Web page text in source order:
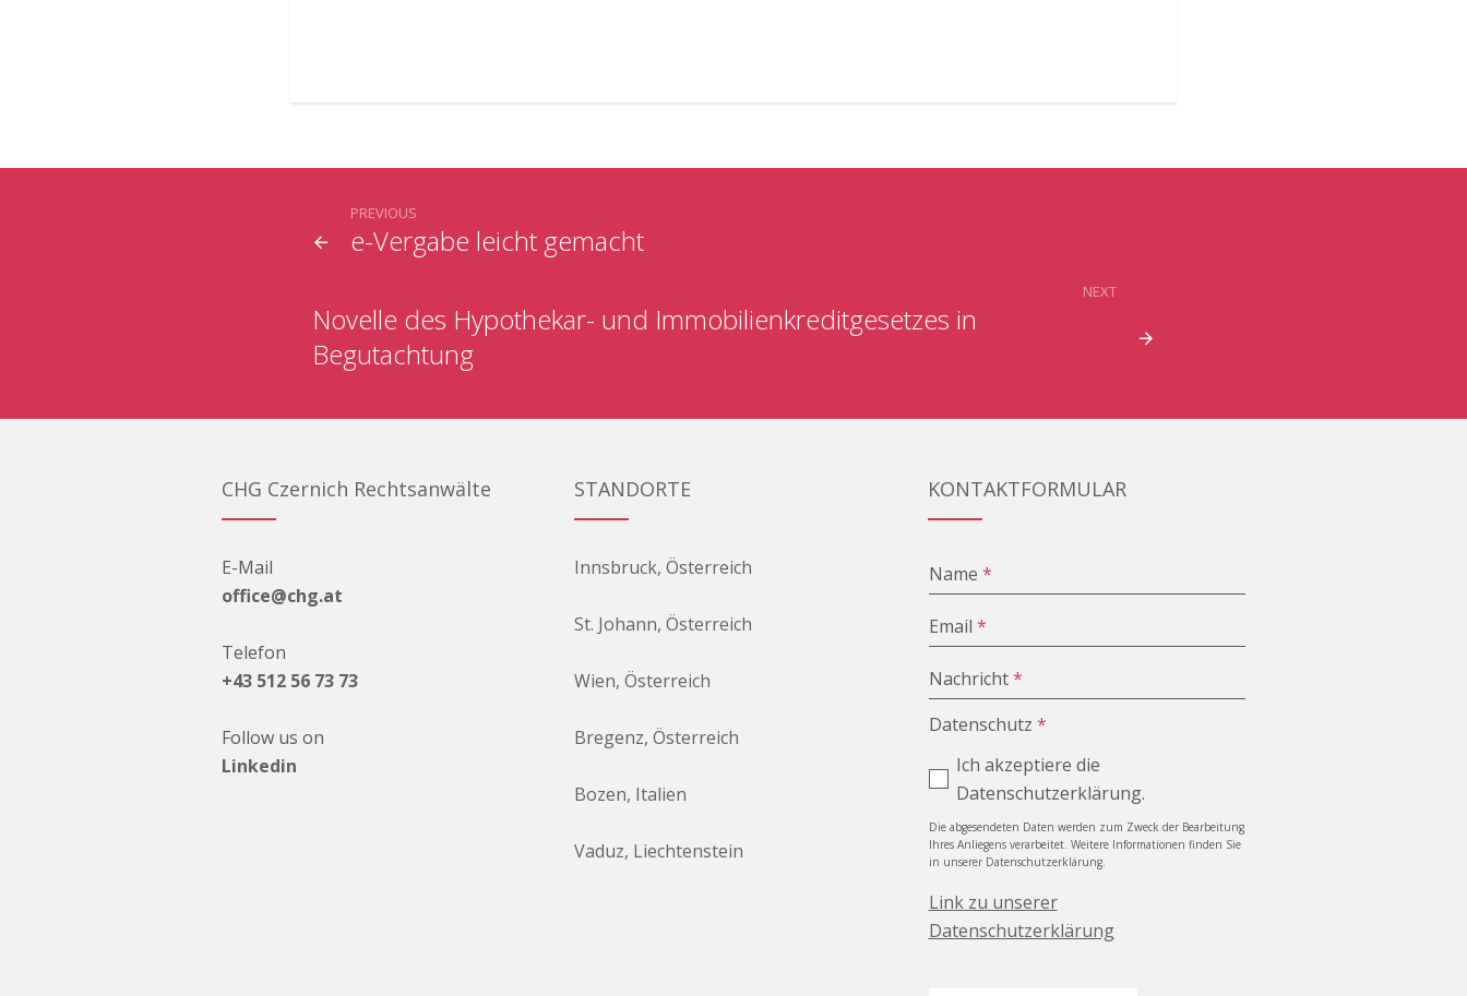
e-Vergabe leicht gemacht
PREVIOUS
Novelle des Hypothekar- und Immobilienkreditgesetzes in
Begutachtung
NEXT
CHG Czernich Rechtsanwälte
E-Mail
office@chg.at
Telefon
+43 512 56 73 73
Follow us on
Linkedin
STANDORTE
Innsbruck, Österreich
St. Johann, Österreich
Wien, Österreich
Bregenz, Österreich
Bozen, Italien
Vaduz, Liechtenstein
KONTAKTFORMULAR
Name *
Email *
Nachricht*
Datenschutz *
Ich akzeptiere die
Datenschutzerklärung.
Die abgesendeten Daten werden zum Zweck der Bearbeitung
Ihres Anliegens verarbeitet. Weitere Informationen finden Sie
in unserer Datenschutzerklärung.
Link zu unserer
Datenschutzerklärung